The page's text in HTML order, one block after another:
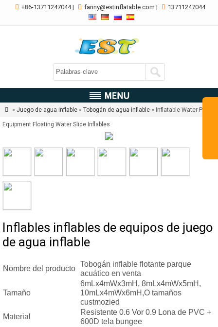
 +86-13711247044|  fanny@estinflatable.com |  13711247044
 » Juego de agua inflable» Tobogán de agua inflable » Inflatable Water Play
Equipment Floating Water Slide Inflables
Inflables inflables de equipos de juego
de agua inflable
Nombre del producto
Tobogán inflable flotante parque
acuático en venta
Tamaño
6mLx4mWx3mH, 8mLx4mWx5mH,
10mLx4mWx6mH,O tamaños
custmozied
Material
Resistente 0.6 Vor 0.9 Lona de PVC +
600D tela bungee